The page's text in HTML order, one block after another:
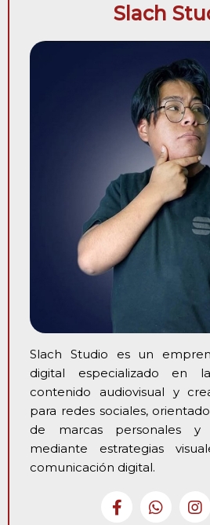
Slach
Slach Studio es un
digital especializado en
contenido audiovisual y
para redes sociales,
de marcas personales y
mediante estrategias
comunicación digital.